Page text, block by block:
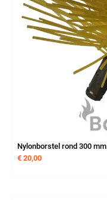
Nylonborstel rond 300 mm
€ 20,00